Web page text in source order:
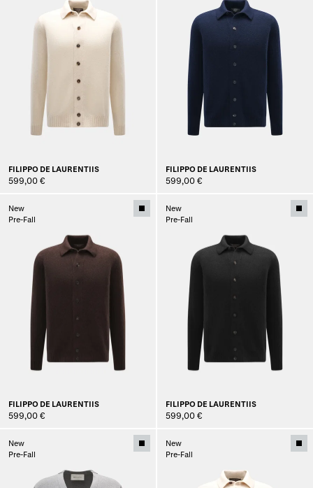
FILIPPO DE LAURENTIIS
599,00 €
FILIPPO DE LAURENTIIS
599,00 €
New
Pre-Fall
FILIPPO DE LAURENTIIS
599,00 €
New
Pre-Fall
FILIPPO DE LAURENTIIS
599,00 €
New
Pre-Fall
New
Pre-Fall